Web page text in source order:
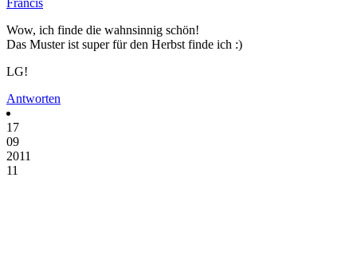
Francis
Wow, ich finde die wahnsinnig schön!
Das Muster ist super für den Herbst finde ich :)
LG!
Antworten
17
09
2011
11